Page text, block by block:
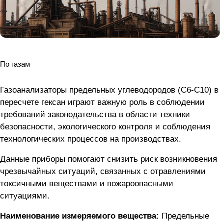
По газам
Газоанализаторы предельных углеводородов (C6-C10) в
пересчете гексан играют важную роль в соблюдении
требований законодательства в области техники
безопасности, экологического контроля и соблюдения
технологических процессов на производствах.
Данные приборы помогают снизить риск возникновения
чрезвычайных ситуаций, связанных с отравлениями
токсичными веществами и пожароопасными
ситуациями.
Наименование измеряемого вещества: Предельные